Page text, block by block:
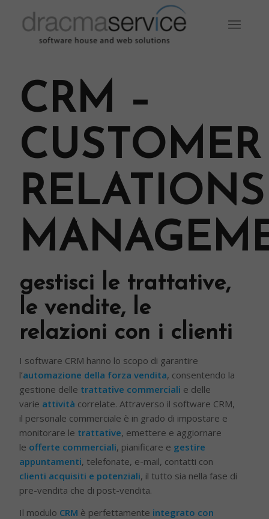
your wordpress backend
CRM –
CUSTOMER
gestisci le trattative,
le vendite, le
relazioni con i clienti
I software CRM hanno lo scopo di garantire
l’automazione della forza vendita, consentendo la
gestione delle trattative commerciali e delle
varie attività correlate. Attraverso il software CRM,
il personale commerciale è in grado di impostare e
monitorare le trattative, emettere e aggiornare
le offerte commerciali, pianificare e gestire
appuntamenti, telefonate, e-mail, contatti con
clienti acquisiti e potenziali, il tutto sia nella fase di
pre-vendita che di post-vendita.
Il modulo CRM è perfettamente integrato con